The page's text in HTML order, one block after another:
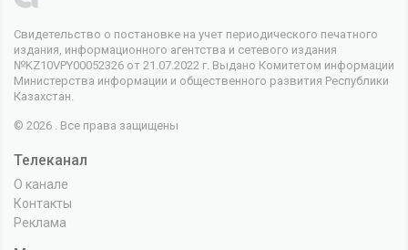
Свидетельство о постановке на учет периодического печатного
издания, информационного агентства и сетевого издания
№KZ10VPY00052326 от 21.07.2022 г. Выдано Комитетом информации
Министерства информации и общественного развития Республики
Казахстан.
© 2026 . Все права защищены
Телеканал
О канале
Контакты
Реклама